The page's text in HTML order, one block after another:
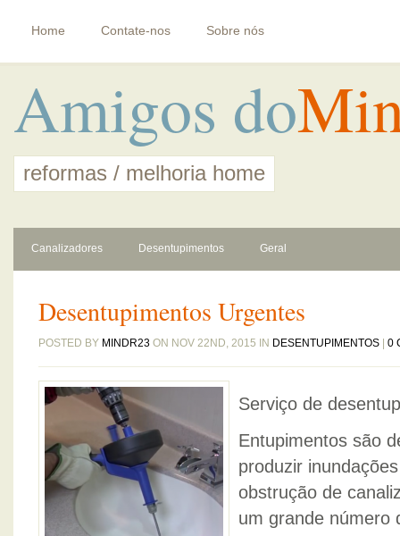
Home Contate-nos Sobre nós
Amigos do
reformas / melhoria home
Canalizadores Desentupimentos Geral
Desentupimentos Urgentes
POSTED BY MINDR23 ON NOV 22ND, 2015 IN DESENTUPIMENTOS 0
Serviço de
Entupimentos são
produzir
obstrução de
um grande número